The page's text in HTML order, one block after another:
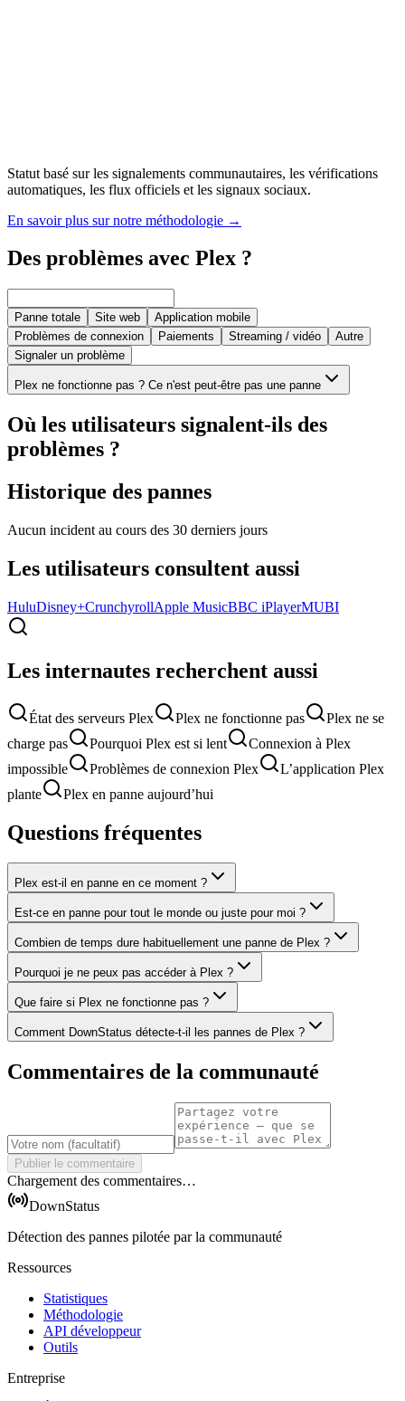
Statut basé sur les signalements communautaires, les vérifications
automatiques, les flux officiels et les signaux sociaux.
En savoir plus sur notre méthodologie →
Des problèmes avec Plex ?
Panne totale Site web
Application mobile
Problèmes de connexion
Paiements Streaming / vidéo
Autre
Signaler un problème
Plex ne fonctionne pas ? Ce n'est peut-être pas une panne
Où les utilisateurs signalent-ils des
problèmes ?
Historique des pannes
Aucun incident au cours des 30 derniers jours
Les utilisateurs consultent aussi
HuluDisney+CrunchyrollApple MusicBBC iPlayerMUBI
Les internautes recherchent aussi
État des serveurs Plex Plex ne fonctionne pas
Plex ne se
charge pas
Pourquoi Plex est si lent
Connexion à Plex
impossible
Problèmes de connexion Plex
L’application Plex
plante
Plex en panne aujourd’hui
Questions fréquentes
Plex est-il en panne en ce moment ?
Est-ce en panne pour tout le monde ou juste pour moi ?
Combien de temps dure habituellement une panne de Plex ?
Pourquoi je ne peux pas accéder à Plex ?
Que faire si Plex ne fonctionne pas ?
Comment DownStatus détecte-t-il les pannes de Plex ?
Commentaires de la communauté
Publier le commentaire
Chargement des commentaires…
DownStatus
Détection des pannes pilotée par la communauté
Ressources
Statistiques
Méthodologie
API développeur
Outils
Entreprise